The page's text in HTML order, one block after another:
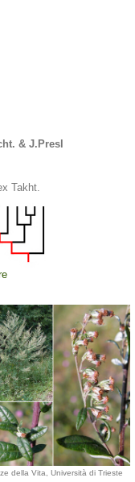
& J.Presl
Takht.
della Vita, Università di Trieste